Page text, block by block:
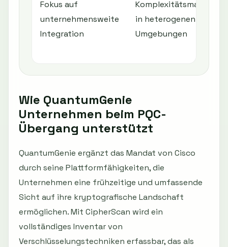
Fokus auf
unternehmensweite
Integration
in heterogenen
Umgebungen
Wie QuantumGenie
Unternehmen beim PQC-
Übergang unterstützt
QuantumGenie ergänzt das Mandat von Cisco
durch seine Plattformfähigkeiten, die
Unternehmen eine frühzeitige und umfassende
Sicht auf ihre kryptografische Landschaft
ermöglichen. Mit CipherScan wird ein
vollständiges Inventar von
Verschlüsselungstechniken erfassbar, das als